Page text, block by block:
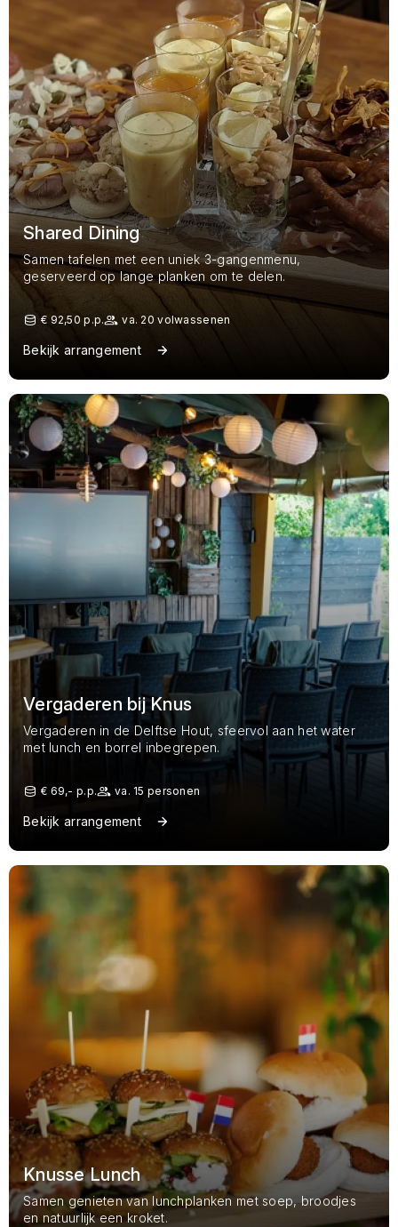
Shared Dining
Samen tafelen met een uniek 3-gangenmenu,
geserveerd op lange planken om te delen.
€ 92,50 p.p. va. 20 volwassenen
Bekijk arrangement
Vergaderen bij Knus
Vergaderen in de Delftse Hout, sfeervol aan het water
met lunch en borrel inbegrepen.
€ 69,- p.p. va. 15 personen
Bekijk arrangement
Knusse Lunch
Samen genieten van lunchplanken met soep, broodjes
en natuurlijk een kroket.